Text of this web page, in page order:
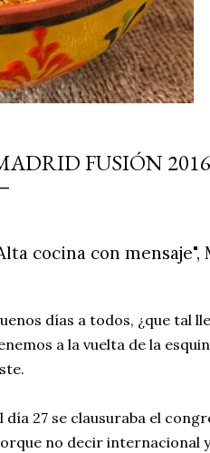
FUSIÓN
cocina con mensaje",
días a todos, ¿que tal
a la vuelta de la
día 27 se clausuraba el
no decir internacional